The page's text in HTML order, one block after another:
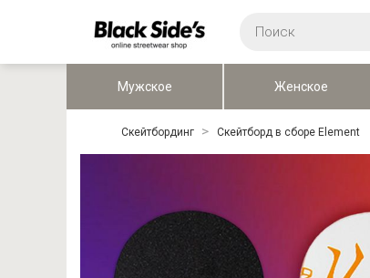
Скейтбординг Скейтборд в сборе Element
Мужское Женское